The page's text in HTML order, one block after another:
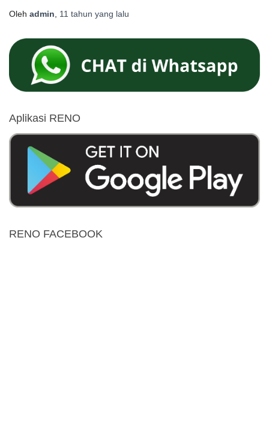
Oleh admin 11 tahun yang lalu
Aplikasi RENO
RENO FACEBOOK